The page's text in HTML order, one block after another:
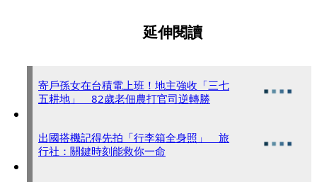
延伸閱讀
寄戶孫女在台積電上班！地主強收「三七
五耕地」 82歲老佃農打官司逆轉勝
出國搭機記得先拍「行李箱全身照」 旅
行社：關鍵時刻能救你一命